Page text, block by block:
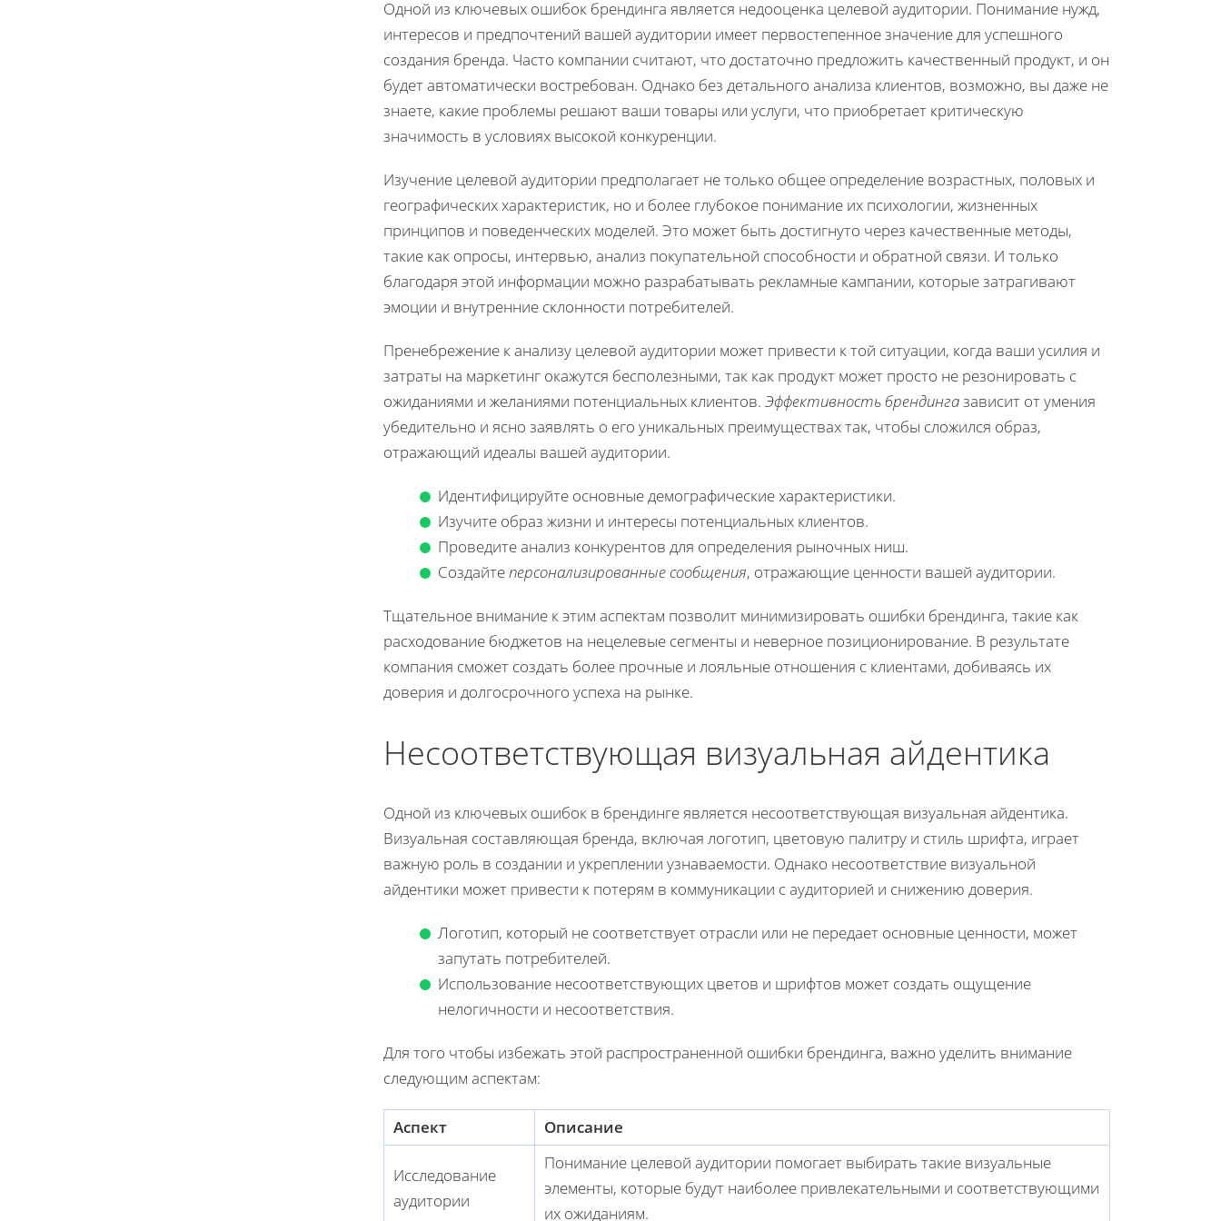
Одной из ключевых ошибок брендинга является недооценка целевой аудитории. Понимание нужд,
интересов и предпочтений вашей аудитории имеет первостепенное значение для успешного
создания бренда. Часто компании считают, что достаточно предложить качественный продукт, и он
будет автоматически востребован. Однако без детального анализа клиентов, возможно, вы даже не
знаете, какие проблемы решают ваши товары или услуги, что приобретает критическую
значимость в условиях высокой конкуренции.
Изучение целевой аудитории предполагает не только общее определение возрастных, половых и
географических характеристик, но и более глубокое понимание их психологии, жизненных
принципов и поведенческих моделей. Это может быть достигнуто через качественные методы,
такие как опросы, интервью, анализ покупательной способности и обратной связи. И только
благодаря этой информации можно разрабатывать рекламные кампании, которые затрагивают
эмоции и внутренние склонности потребителей.
Пренебрежение к анализу целевой аудитории может привести к той ситуации, когда ваши усилия и
затраты на маркетинг окажутся бесполезными, так как продукт может просто не резонировать с
ожиданиями и желаниями потенциальных клиентов. Эффективность брендингазависит от умения
убедительно и ясно заявлять о его уникальных преимуществах так, чтобы сложился образ,
отражающий идеалы вашей аудитории.
Идентифицируйте основные демографические характеристики.
Изучите образ жизни и интересы потенциальных клиентов.
Проведите анализ конкурентов для определения рыночных ниш.
Создайтеперсонализированные сообщения, отражающие ценности вашей аудитории.
Тщательное внимание к этим аспектам позволит минимизировать ошибки брендинга, такие как
расходование бюджетов на нецелевые сегменты и неверное позиционирование. В результате
компания сможет создать более прочные и лояльные отношения с клиентами, добиваясь их
доверия и долгосрочного успеха на рынке.
Несоответствующая визуальная айдентика
Одной из ключевых ошибок в брендинге является несоответствующая визуальная айдентика.
Визуальная составляющая бренда, включая логотип, цветовую палитру и стиль шрифта, играет
важную роль в создании и укреплении узнаваемости. Однако несоответствие визуальной
айдентики может привести к потерям в коммуникации с аудиторией и снижению доверия.
Логотип, который не соответствует отрасли или не передает основные ценности, может
запутать потребителей.
Использование несоответствующих цветов и шрифтов может создать ощущение
нелогичности и несоответствия.
Для того чтобы избежать этой распространенной ошибки брендинга, важно уделить внимание
следующим аспектам:
Аспект Описание
Исследование
аудитории
Понимание целевой аудитории помогает выбирать такие визуальные
элементы, которые будут наиболее привлекательными и соответствующими
их ожиданиям.